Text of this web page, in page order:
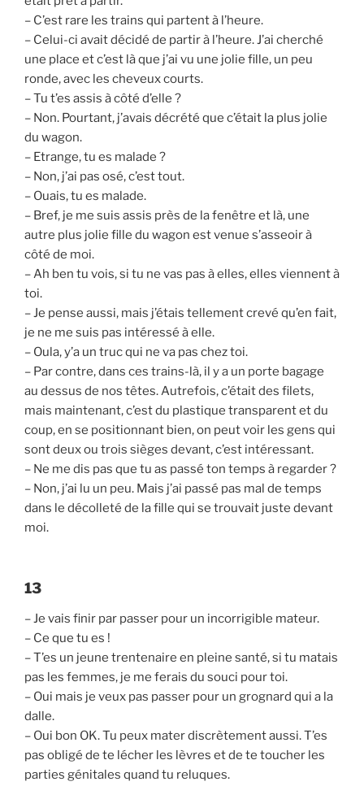
– C’est rare les trains qui partent à l’heure.
– Celui-ci avait décidé de partir à l’heure. J’ai cherché
une place et c’est là que j’ai vu une jolie fille, un peu
ronde, avec les cheveux courts.
– Tu t’es assis à côté d’elle ?
– Non. Pourtant, j’avais décrété que c’était la plus jolie
du wagon.
– Etrange, tu es malade ?
– Non, j’ai pas osé, c’est tout.
– Ouais, tu es malade.
– Bref, je me suis assis près de la fenêtre et là, une
autre plus jolie fille du wagon est venue s’asseoir à
côté de moi.
– Ah ben tu vois, si tu ne vas pas à elles, elles viennent à
toi.
– Je pense aussi, mais j’étais tellement crevé qu’en fait,
je ne me suis pas intéressé à elle.
– Oula, y’a un truc qui ne va pas chez toi.
– Par contre, dans ces trains-là, il y a un porte bagage
au dessus de nos têtes. Autrefois, c’était des filets,
mais maintenant, c’est du plastique transparent et du
coup, en se positionnant bien, on peut voir les gens qui
sont deux ou trois sièges devant, c’est intéressant.
– Ne me dis pas que tu as passé ton temps à regarder ?
– Non, j’ai lu un peu. Mais j’ai passé pas mal de temps
dans le décolleté de la fille qui se trouvait juste devant
moi.
13
– Je vais finir par passer pour un incorrigible mateur.
– Ce que tu es !
– T’es un jeune trentenaire en pleine santé, si tu matais
pas les femmes, je me ferais du souci pour toi.
– Oui mais je veux pas passer pour un grognard qui a la
dalle.
– Oui bon OK. Tu peux mater discrètement aussi. T’es
pas obligé de te lécher les lèvres et de te toucher les
parties génitales quand tu reluques.